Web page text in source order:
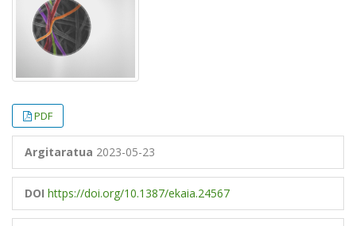
PDF
Argitaratua 2023-05-23
DOI https://doi.org/10.1387/ekaia.24567